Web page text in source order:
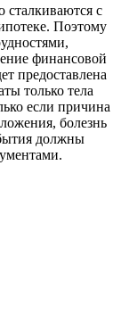
сталкиваются с
Поэтому
финансовой
предоставлена
только тела
если причина
болезнь
должны